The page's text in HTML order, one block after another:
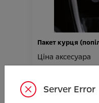
Пакет курця
Ціна аксесуара
MOVANO;VIVARO;ZAFIRA;
Server Error